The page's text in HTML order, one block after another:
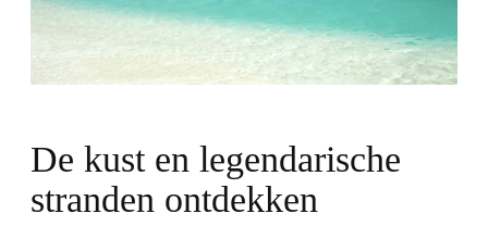
De kust en legendarische
stranden ontdekken